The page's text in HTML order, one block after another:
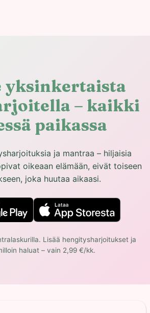
yksinkertaista
– kaikki
paikassa
ja mantraa – hiljaisia
oikeaan elämään, eivät toiseen
joka huutaa aikaasi.
Lisää hengitysharjoitukset ja
haluat – vain 2,99 €/kk.